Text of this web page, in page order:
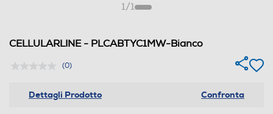
1/1
CELLULARLINE - PLCABTYC1MW-Bianco
(0)
Dettagli Prodotto Confronta